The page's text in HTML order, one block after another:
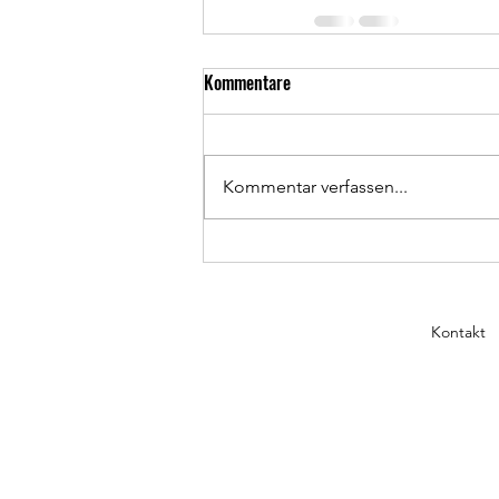
Kommentare
Kommentar verfassen...
Kontakt